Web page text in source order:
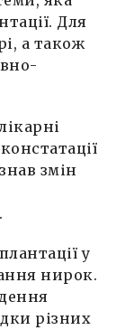
Для
а також
змін
у
нирок.
різних